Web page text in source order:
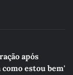
após
estou bem'